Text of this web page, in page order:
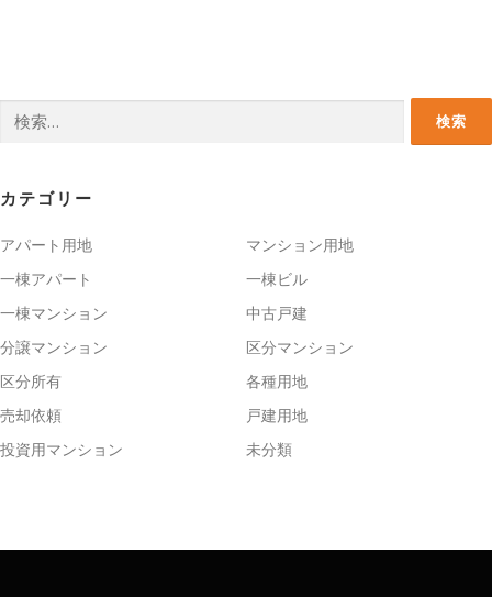
索:
カテゴリー
アパート用地
マンション用地
一棟アパート
一棟ビル
一棟マンション
中古戸建
分譲マンション
区分マンション
区分所有
各種用地
売却依頼
戸建用地
投資用マンション
未分類